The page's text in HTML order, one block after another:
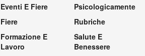
Eventi E Fiere
Fiere
Formazione E
Lavoro
Psicologicamente
Rubriche
Salute E
Benessere